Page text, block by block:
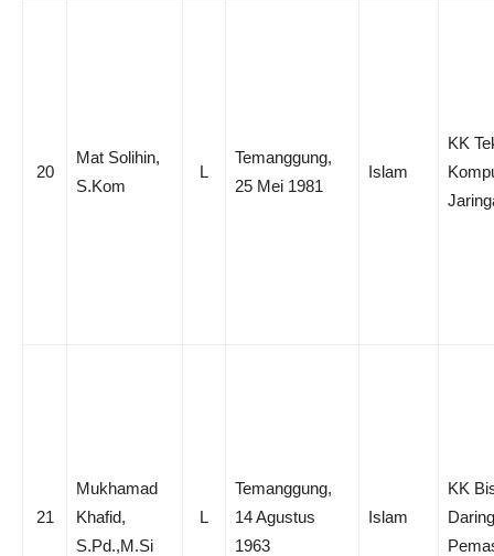
20
Mat Solihin,
S.Kom
L
Temanggung,
25 Mei 1981
Islam
KK
21
Mukhamad
Khafid,
S.Pd.,M.Si
L
Temanggung,
14 Agustus
1963
Islam
KK